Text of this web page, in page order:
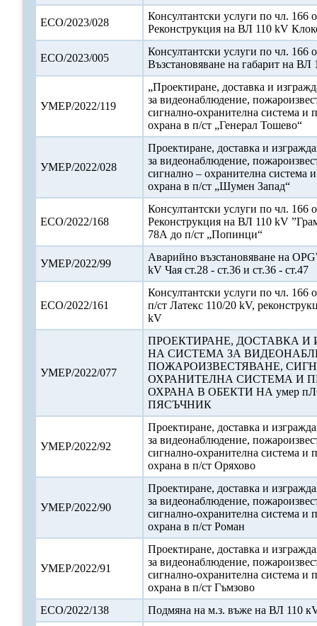
ЕСО/2023/028
Консултантски услуги по чл. 166
Реконструкция на ВЛ 110 kV
ЕСО/2023/005
Консултантски услуги по чл. 166
Възстановяване на габарит на
УМЕР/2022/119
„Проектиране, доставка и
за видеонаблюдение,
сигнално-охранителна система и
охрана в п/ст „Генерал Тошево“
УМЕР/2022/028
Проектиране, доставка и
за видеонаблюдение,
сигнално – охранителна система
охрана в п/ст „Шумен Запад“
ЕСО/2022/168
Консултантски услуги по чл. 166
Реконструкция на ВЛ 110 kV
78А до п/ст „Попинци“
УМЕР/2022/99
Аварийно възстановяване на
kV Чая ст.28 - ст.36 и ст.36 - ст.47
ЕСО/2022/161
Консултантски услуги по чл. 166
п/ст Латекс 110/20 kV,
kV
УМЕР/2022/077
ПРОЕКТИРАНЕ, ДОСТАВКА И
НА СИСТЕМА ЗА
ПОЖАРОИЗВЕСТЯВАНЕ,
ОХРАНИТЕЛНА СИСТЕМА И
ОХРАНА В ОБЕКТИ НА умер
ПЯСЪЧНИК
УМЕР/2022/92
Проектиране, доставка и
за видеонаблюдение,
сигнално-охранителна система и
охрана в п/ст Оряхово
УМЕР/2022/90
Проектиране, доставка и
за видеонаблюдение,
сигнално-охранителна система и
охрана в п/ст Роман
УМЕР/2022/91
Проектиране, доставка и
за видеонаблюдение,
сигнално-охранителна система и
охрана в п/ст Гъмзово
ЕСО/2022/138
Подмяна на м.з. въже на ВЛ 110